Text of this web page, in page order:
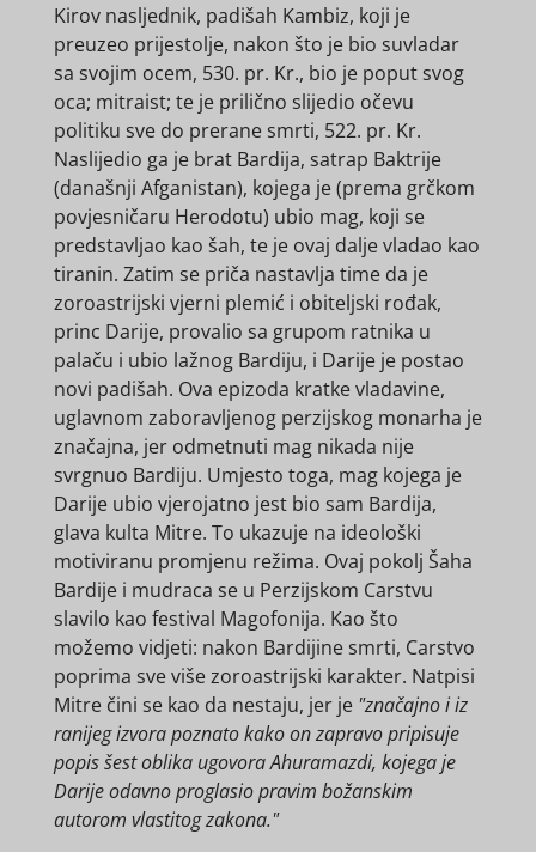
Kirov nasljednik, padišah Kambiz, koji je
preuzeo prijestolje, nakon što je bio suvladar
sa svojim ocem, 530. pr. Kr., bio je poput svog
oca; mitraist; te je prilično slijedio očevu
politiku sve do prerane smrti, 522. pr. Kr.
Naslijedio ga je brat Bardija, satrap Baktrije
(današnji Afganistan), kojega je (prema grčkom
povjesničaru Herodotu) ubio mag, koji se
predstavljao kao šah, te je ovaj dalje vladao kao
tiranin. Zatim se priča nastavlja time da je
zoroastrijski vjerni plemić i obiteljski rođak,
princ Darije, provalio sa grupom ratnika u
palaču i ubio lažnog Bardiju, i Darije je postao
novi padišah. Ova epizoda kratke vladavine,
uglavnom zaboravljenog perzijskog monarha je
značajna, jer odmetnuti mag nikada nije
svrgnuo Bardiju. Umjesto toga, mag kojega je
Darije ubio vjerojatno jest bio sam Bardija,
glava kulta Mitre. To ukazuje na ideološki
motiviranu promjenu režima. Ovaj pokolj Šaha
Bardije i mudraca se u Perzijskom Carstvu
slavilo kao festival Magofonija. Kao što
možemo vidjeti: nakon Bardijine smrti, Carstvo
poprima sve više zoroastrijski karakter. Natpisi
Mitre čini se kao da nestaju, jer je "značajno i iz
ranijeg izvora poznato kako on zapravo pripisuje
popis šest oblika ugovora Ahuramazdi, kojega je
Darije odavno proglasio pravim božanskim
autorom vlastitog zakona."